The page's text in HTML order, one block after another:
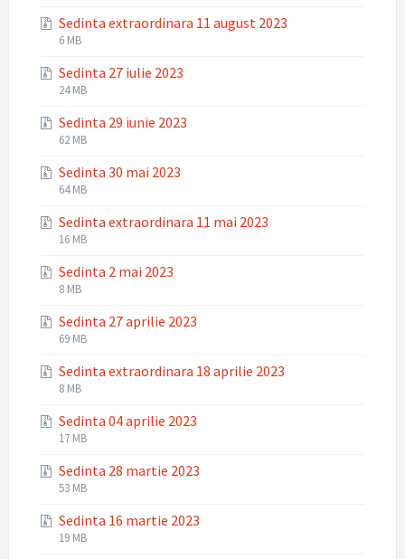
zip
Sedinta extraordinara 11 august 2023
File
zip
File
6 MB
Sedinta 27 iulie 2023
File
zip
File
24 MB
Sedinta 29 iunie 2023
File
zip
File
62 MB
Sedinta 30 mai 2023
File
zip
File
64 MB
Sedinta extraordinara 11 mai 2023
File
zip
File
16 MB
Sedinta 2 mai 2023
File
zip
File
8 MB
Sedinta 27 aprilie 2023
File
zip
File
69 MB
Sedinta extraordinara 18 aprilie 2023
File
zip
File
8 MB
Sedinta 04 aprilie 2023
File
zip
File
17 MB
Sedinta 28 martie 2023
File
zip
File
53 MB
Sedinta 16 martie 2023
File
File
19 MB